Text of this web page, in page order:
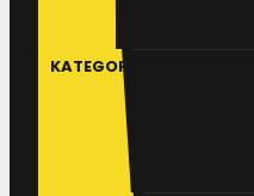
KATEGORIJE